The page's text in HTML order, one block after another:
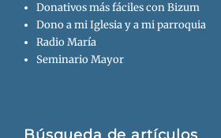
Donativos más fáciles con Bizum
Dono a mi Iglesia y a mi parroquia
Radio María
Seminario Mayor